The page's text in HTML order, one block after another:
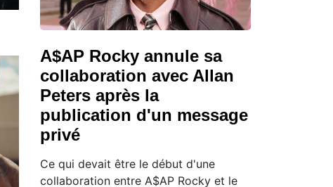
A$AP Rocky annule sa
collaboration avec Allan
Peters après la
publication d'un message
privé
Ce qui devait être le début d'une
collaboration entre A$AP Rocky et le